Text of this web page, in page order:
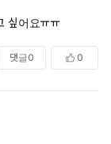
싶어요ㅠㅠ
댓글0 0